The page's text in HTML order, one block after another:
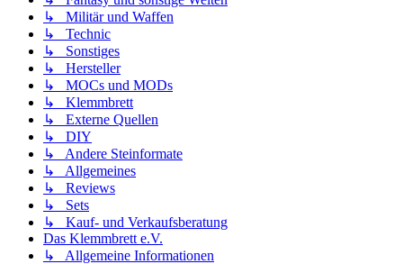
↳ Militär und Waffen
↳ Technic
↳ Sonstiges
↳ Hersteller
↳ MOCs und MODs
↳ Klemmbrett
↳ Externe Quellen
↳ DIY
↳ Andere Steinformate
↳ Allgemeines
↳ Reviews
↳ Sets
↳ Kauf- und Verkaufsberatung
Das Klemmbrett e.V.
↳ Allgemeine Informationen